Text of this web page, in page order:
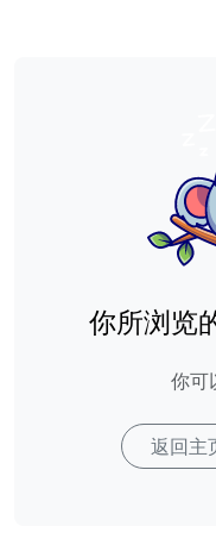
你所浏览
你可
返回主